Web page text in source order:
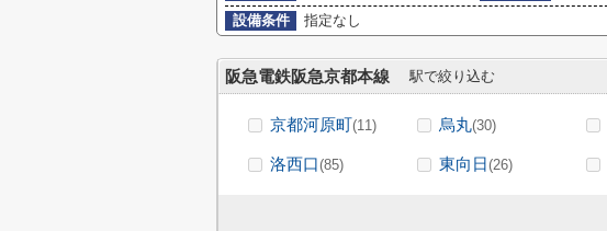
設備条件
指定なし
阪急電鉄阪急京都本線 駅で絞り込む
京都河原町(11) 烏丸(30)
洛西口(85) 東向日(26)